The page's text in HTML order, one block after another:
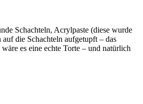
Schachteln, Acrylpaste (diese wurde
die Schachteln aufgetupft – das
es eine echte Torte – und natürlich